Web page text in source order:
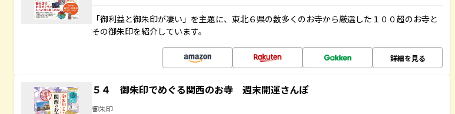
「御利益と御朱印が凄い」を主題に、東北６県の数多くのお寺から厳選した１００超のお寺と
その御朱印を紹介しています。
詳細を見る
５４ 御朱印でめぐる関西のお寺 週末開運さんぽ
御朱印